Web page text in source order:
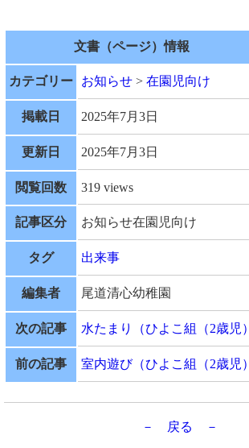
文書（ページ）情報
カテゴリー お知らせ > 在園児向け
掲載日 2025年7月3日
更新日 2025年7月3日
閲覧回数 319 views
記事区分 お知らせ在園児向け
タグ 出来事
編集者 尾道清心幼稚園
次の記事 水たまり（ひよこ組（2歳児）
前の記事 室内遊び（ひよこ組（2歳児）
－ 戻る －